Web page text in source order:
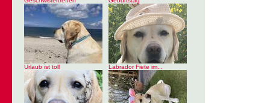
Urlaub ist toll Labrador Fiete im...